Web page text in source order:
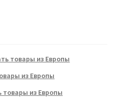
товары из Европы
из Европы
товары из Европы